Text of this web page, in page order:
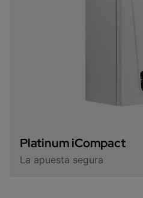
Platinum iCompact
La apuesta segura